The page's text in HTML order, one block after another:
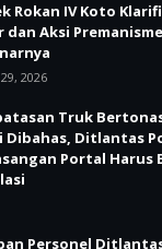
Rokan IV Koto
dan Aksi
2026
Truk
Dibahas, Ditlantas
Portal Harus
Personel